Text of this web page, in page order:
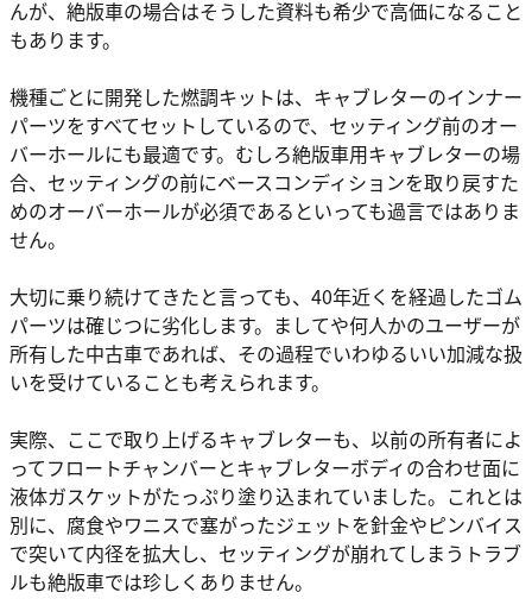
んが、絶版車の場合はそうした資料も希少で高価になること
もあります。
機種ごとに開発した燃調キットは、キャブレターのインナー
パーツをすべてセットしているので、セッティング前のオー
バーホールにも最適です。むしろ絶版車用キャブレターの場
合、セッティングの前にベースコンディションを取り戻すた
めのオーバーホールが必須であるといっても過言ではありま
せん。
大切に乗り続けてきたと言っても、40年近くを経過したゴム
パーツは確じつに劣化します。ましてや何人かのユーザーが
所有した中古車であれば、その過程でいわゆるいい加減な扱
いを受けていることも考えられます。
実際、ここで取り上げるキャブレターも、以前の所有者によ
ってフロートチャンバーとキャブレターボディの合わせ面に
液体ガスケットがたっぷり塗り込まれていました。これとは
別に、腐食やワニスで塞がったジェットを針金やピンバイス
で突いて内径を拡大し、セッティングが崩れてしまうトラブ
ルも絶版車では珍しくありません。